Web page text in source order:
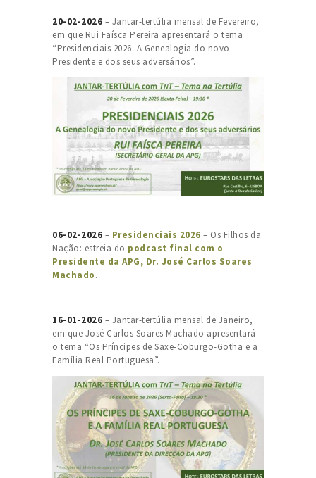
20-02-2026 – Jantar-tertúlia mensal de Fevereiro,
em que Rui Faísca Pereira apresentará o tema
“Presidenciais 2026: A Genealogia do novo
Presidente e dos seus adversários”.
06-02-2026 – Presidenciais 2026 – Os Filhos da
Nação: estreia do podcast final com o
Presidente da APG, Dr. José Carlos Soares
Machado.
16-01-2026 – Jantar-tertúlia mensal de Janeiro,
em que José Carlos Soares Machado apresentará
o tema “Os Príncipes de Saxe-Coburgo-Gotha e a
Família Real Portuguesa”.